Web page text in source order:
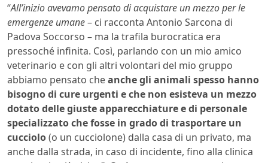
“All’inizio avevamo pensato di acquistare un mezzo per le
emergenze umane– ci racconta Antonio Sarcona di
Padova Soccorso – ma la trafila burocratica era
pressoché infinita. Così, parlando con un mio amico
veterinario e con gli altri volontari del mio gruppo
abbiamo pensato cheanche gli animali spesso hanno
bisogno di cure urgenti e che non esisteva un mezzo
dotato delle giuste apparecchiature e di personale
specializzato che fosse in grado di trasportare un
cucciolo(o un cucciolone) dalla casa di un privato, ma
anche dalla strada, in caso di incidente, fino alla clinica